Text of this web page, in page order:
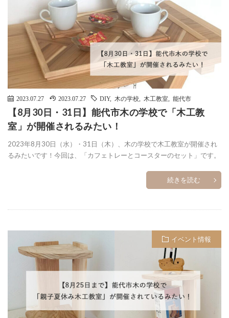
2023.07.27 2023.07.27 DIY, 木の学校 木工教室 能代市
【8月30日・31日】能代市木の学校で「木工教
室」が開催されるみたい！
2023年8月30日（水）・31日（木）、木の学校で木工教室が開催され
るみたいです！今回は、「カフェトレーとコースターのセット」です。
続きを読む
イベント情報